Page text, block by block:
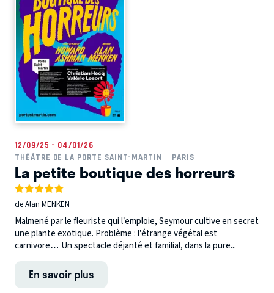
12/09/25 - 04/01/26
THÉÂTRE DE LA PORTE SAINT-MARTIN
PARIS
La petite boutique des horreurs
de Alan MENKEN
Malmené par le fleuriste qui l’emploie, Seymour cultive en secret
une plante exotique. Problème : l’étrange végétal est
carnivore… Un spectacle déjanté et familial, dans la pure...
En savoir plus